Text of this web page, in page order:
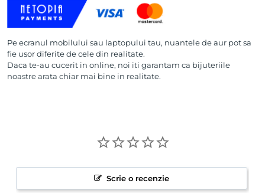
Pe ecranul mobilului sau laptopului tau, nuantele de aur pot sa
fie usor diferite de cele din realitate.
Daca te-au cucerit in online, noi iti garantam ca bijuteriile
noastre arata chiar mai bine in realitate.
Scrie o recenzie